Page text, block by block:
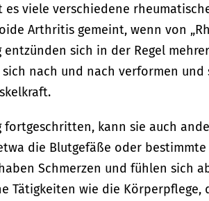
es viele verschiedene
Arthritis gemeint, wenn von
entzünden sich in der Regel
sich nach und nach verformen
fortgeschritten, kann sie auch
die Blutgefäße oder bestimmte
Schmerzen und fühlen sich
Tätigkeiten wie die Körperpflege,